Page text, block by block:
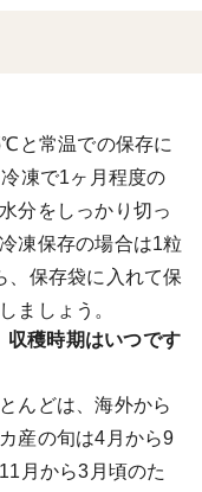
と常温での保存に
凍で1ヶ月程度の
分をしっかり切っ
凍保存の場合は1粒
、保存袋に入れて保
ましょう。
収穫時期はいつです
んどは、海外から
産の旬は4月から9
月から3月頃のた